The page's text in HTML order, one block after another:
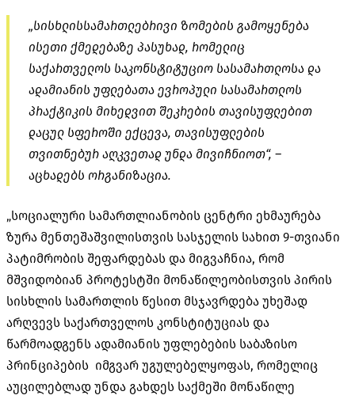
„სისხლისსამართლებრივი ზომების გამოყენება
ისეთი ქმედებაზე პასუხად, რომელიც
საქართველოს საკონსტიტუციო სასამართლოსა და
ადამიანის უფლებათა ევროპული სასამართლოს
პრაქტიკის მიხედვით შეკრების თავისუფლებით
დაცულ სფეროში ექცევა, თავისუფლების
თვითნებურ აღკვეთად უნდა მივიჩნიოთ“, –
აცხადებს ორგანიზაცია.
„სოციალური სამართლიანობის ცენტრი ეხმაურება
ზურა მენთეშაშვილისთვის სასჯელის სახით 9-თვიანი
პატიმრობის შეფარდებას და მიგვაჩნია, რომ
მშვიდობიან პროტესტში მონაწილეობისთვის პირის
სისხლის სამართლის წესით მსჯავრდება უხეშად
არღვევს საქართველოს კონსტიტუციას და
წარმოადგენს ადამიანის უფლებების საბაზისო
პრინციპების იმგვარ უგულებელყოფას, რომელიც
აუცილებლად უნდა გახდეს საქმეში მონაწილე